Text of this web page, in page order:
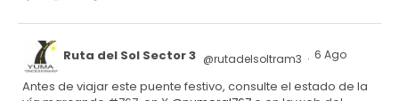
Ruta del Sol Sector 3 @rutadelsoltram3 · 6 Ago
Antes de viajar este puente festivo, consulte el estado de la